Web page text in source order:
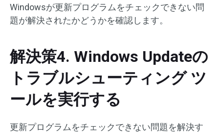
Windowsが更新プログラムをチェックできない問
題が解決されたかどうかを確認します。
解決策4. Windows Updateの
トラブルシューティング ツ
ールを実行する
更新プログラムをチェックできない問題を解決す